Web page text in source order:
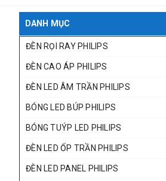
DANH MỤC
ĐÈN RỌI RAY PHILIPS
ĐÈN CAO ÁP PHILIPS
ĐÈN LED ÂM TRẦN PHILIPS
BÓNG LED BÚP PHILIPS
BÓNG TUÝP LED PHILIPS
ĐÈN LED ỐP TRẦN PHILIPS
ĐÈN LED PANEL PHILIPS